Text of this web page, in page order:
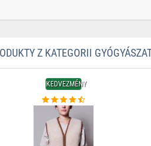
Z KATEGORII
KEDVEZMÉNY